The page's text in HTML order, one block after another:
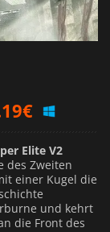
€
€
Elite V2
des Zweiten
einer Kugel die
und kehrt
die Front des